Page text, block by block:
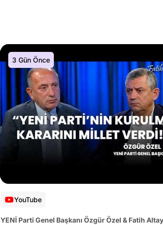
3 Gün Önce
YouTube
YENİ Parti Genel Başkanı Özgür Özel & Fatih